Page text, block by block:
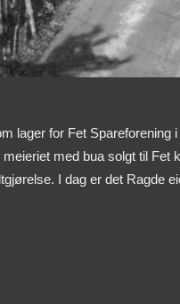
lager for Fet
med bua solgt til
I dag er det Ragde